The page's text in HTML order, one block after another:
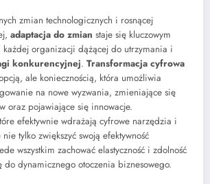
zmian technologicznych i rosnącej
adaptacja do zmian staje się kluczowym
każdej organizacji dążącej do utrzymania i
konkurencyjnej. Transformacja cyfrowa
ale koniecznością, która umożliwia
na nowe wyzwania, zmieniające się
oraz pojawiające się innowacje.
efektywnie wdrażają cyfrowe narzędzia i
tylko zwiększyć swoją efektywność
wszystkim zachować elastyczność i zdolność
do dynamicznego otoczenia biznesowego.